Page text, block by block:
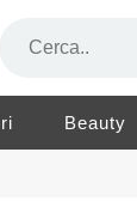
Beauty